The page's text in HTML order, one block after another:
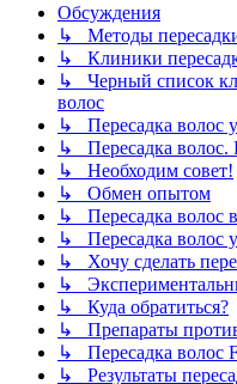
Обсуждения
↳ Методы
↳ Клиники
↳ Черный список
волос
↳ Пересадка волос
↳ Пересадка волос.
↳ Необходим совет!
↳ Обмен опытом
↳ Пересадка волос
↳ Пересадка волос
↳ Хочу сделать
↳
↳ Куда обратиться?
↳ Препараты
↳ Пересадка волос
↳ Результаты